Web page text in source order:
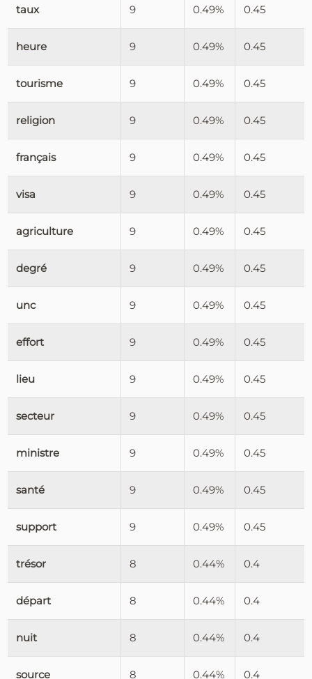
taux 9 0.49% 0.45
heure 9 0.49% 0.45
tourisme 9 0.49% 0.45
religion 9 0.49% 0.45
français 9 0.49% 0.45
visa 9 0.49% 0.45
agriculture 9 0.49% 0.45
degré 9 0.49% 0.45
unc 9 0.49% 0.45
effort 9 0.49% 0.45
lieu 9 0.49% 0.45
secteur 9 0.49% 0.45
ministre 9 0.49% 0.45
santé 9 0.49% 0.45
support 9 0.49% 0.45
trésor 8 0.44% 0.4
départ 8 0.44% 0.4
nuit 8 0.44% 0.4
source 8 0.44% 0.4